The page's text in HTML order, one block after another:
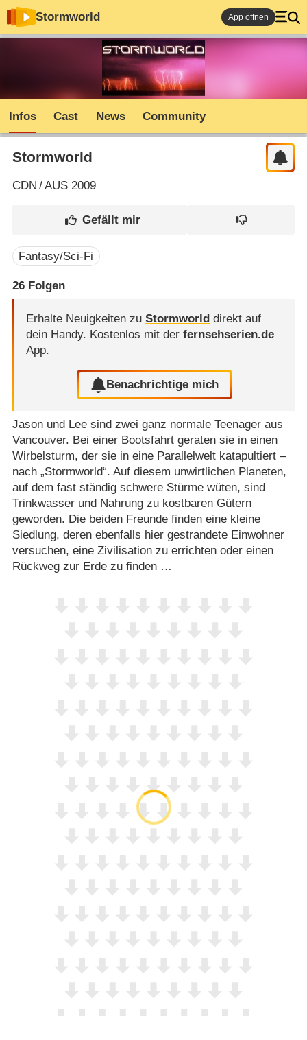
Stormworld App öffnen
Infos Cast News Community
Stormworld
CDN /AUS2009
Fantasy/Sci-Fi
26Folgen
Erhalte Neuigkeiten zu Stormworld direkt auf
dein Handy. Kostenlos mit der fernsehserien.de
App.
Benachrichtige mich
Jason und Lee sind zwei ganz normale Teenager aus
Vancouver. Bei einer Bootsfahrt geraten sie in einen
Wirbelsturm, der sie in eine Parallelwelt katapultiert –
nach „Stormworld“. Auf diesem unwirtlichen Planeten,
auf dem fast ständig schwere Stürme wüten, sind
Trinkwasser und Nahrung zu kostbaren Gütern
geworden. Die beiden Freunde finden eine kleine
Siedlung, deren ebenfalls hier gestrandete Einwohner
versuchen, eine Zivilisation zu errichten oder einen
Rückweg zur Erde zu finden …